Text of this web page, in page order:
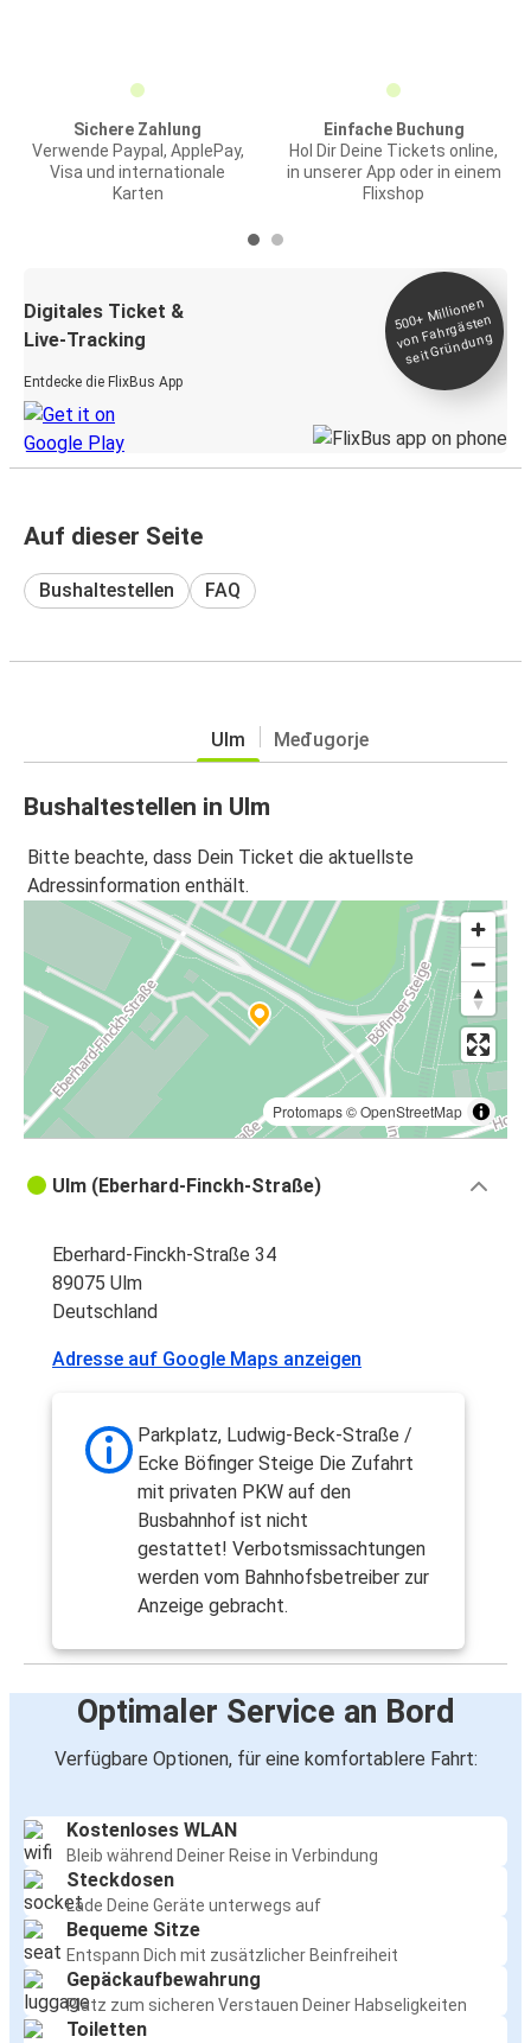
Sichere Zahlung
Verwende Paypal, ApplePay,
Visa und internationale
Karten
Einfache Buchung
Hol Dir Deine Tickets online,
in unserer App oder in einem
Flixshop
Digitales Ticket &
Live-Tracking
Entdecke die FlixBus App
500+
Millionen
von Fahrgästen
seit
Gründung
Auf dieser Seite
Bushaltestellen FAQ
Ulm Međugorje
Bushaltestellen in Ulm
Bitte beachte, dass Dein Ticket die aktuellste
Adressinformation enthält.
Protomaps©OpenStreetMap
Ulm (Eberhard-Finckh-Straße)
Eberhard-Finckh-Straße 34
89075 Ulm
Deutschland
Adresse auf Google Maps anzeigen
Parkplatz, Ludwig-Beck-Straße /
Ecke Böfinger Steige Die Zufahrt
mit privaten PKW auf den
Busbahnhof ist nicht
gestattet! Verbotsmissachtungen
werden vom Bahnhofsbetreiber zur
Anzeige gebracht.
Optimaler Service an Bord
Verfügbare Optionen, für eine komfortablere Fahrt:
Kostenloses WLAN
Bleib während Deiner Reise in Verbindung
Steckdosen
Lade Deine Geräte unterwegs auf
Bequeme Sitze
Entspann Dich mit zusätzlicher Beinfreiheit
Gepäckaufbewahrung
Platz zum sicheren Verstauen Deiner Habseligkeiten
Toiletten